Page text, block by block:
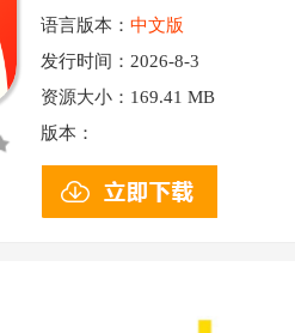
语言版本： 中文版
发行时间：2026-8-3
资源大小： 169.41 MB
版本：